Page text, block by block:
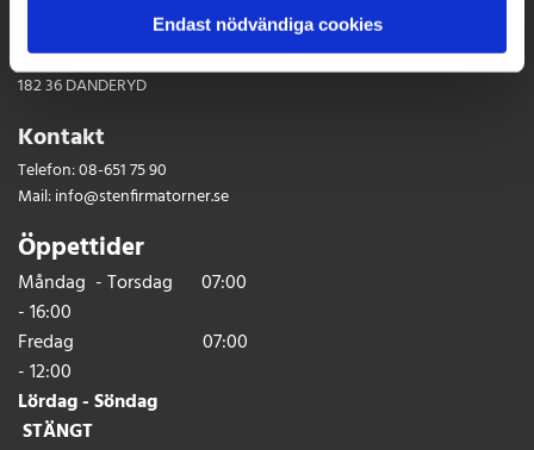
Endast nödvändiga cookies
Showroom, Produktion & Lager
Rinkebyvägen 12
182 36 DANDERYD
Kontakt
Telefon:08-651 75 90
Mail:info@stenfirmatorner.se
Öppettider
Måndag - Torsdag 07:00
- 16:00
Fredag 07:00
- 12:00
Lördag - Söndag
STÄNGT